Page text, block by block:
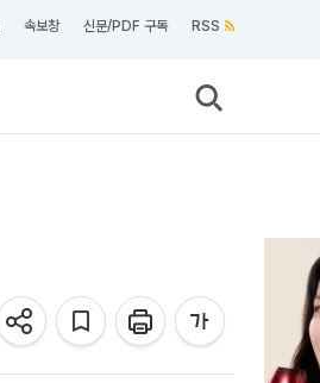
속보창 신문/PDF 구독 RSS